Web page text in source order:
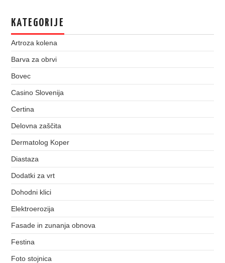
KATEGORIJE
Artroza kolena
Barva za obrvi
Bovec
Casino Slovenija
Certina
Delovna zaščita
Dermatolog Koper
Diastaza
Dodatki za vrt
Dohodni klici
Elektroerozija
Fasade in zunanja obnova
Festina
Foto stojnica